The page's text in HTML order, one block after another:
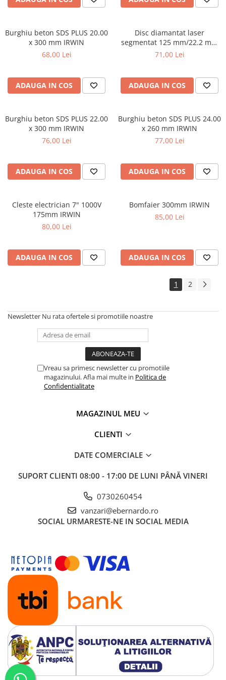
Masini electrice de filetat
Masini de gaurit cu talpa
magnetica
Instalatii de spalare a pieselor
Lame de ferastrau cu varf din
Lame de ferăstrău cu acoperire
Panze de taiere cu banda verticala
Panze de taiere metal pentru
ferastraie
Standuri pentru ferăstraie cu
bandă
Standuri pentru mașini de găurit și
Standuri pentru mașini de șlefuit
Unelte striere
Burghiu beton SDS PLUS 20.00
x 300 mm IRWIN
68,00 Lei
ADAUGA IN COS
Disc diamantat laser
segmentat 125 mm/22.2 mm
IRWIN
71,00 Lei
ADAUGA IN COS
Burghiu beton SDS PLUS 22.00
x 300 mm IRWIN
76,00 Lei
ADAUGA IN COS
Burghiu beton SDS PLUS 24.00
x 260 mm IRWIN
77,00 Lei
ADAUGA IN COS
Cleste electrician 7" 1000V
175mm IRWIN
80,00 Lei
ADAUGA IN COS
Bomfaier 300mm IRWIN
85,00 Lei
ADAUGA IN COS
1 2
Newsletter Nu rata ofertele si promotiile noastre
Vreau sa primesc newsletter cu promotiile
magazinului. Afla mai multe in Politica de
Confidentialitate
MAGAZINUL MEU
CLIENTI
DATE COMERCIALE
SUPORT CLIENTI 08:00 - 17:00 DE LUNI PÂNĂ VINERI
0730260454
vanzari@ebernardo.ro
SOCIAL URMARESTE-NE IN SOCIAL MEDIA